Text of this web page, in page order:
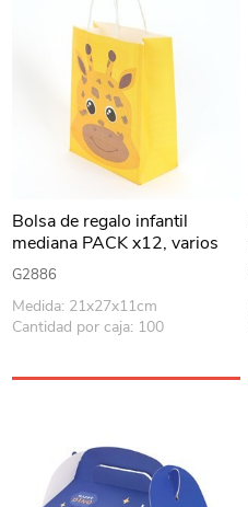
Bolsa de regalo infantil
mediana PACK x12, varios
diseños animales
G2886
Medida: 21x27x11cm
Cantidad por caja: 100